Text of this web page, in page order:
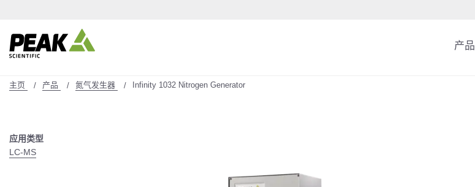
产品
主页 产品 氮气发生器 Infinity 1032 Nitrogen Generator
应用类型
LC-MS